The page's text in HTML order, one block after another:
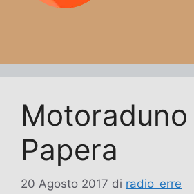
Papera
20 Agosto 2017 di radio_erre